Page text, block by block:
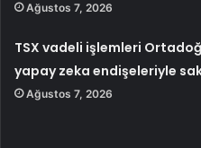
Ağustos 7, 2026
TSX vadeli işlemleri
yapay zeka endişeleriyle
Ağustos 7, 2026